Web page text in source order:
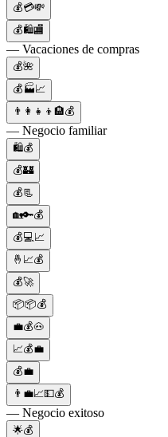
💰💳💸
💰🛍️🏬
— Vacaciones de compras
💰🌺
💰🏭📈
👨‍👩‍👧‍👦🏨💰
— Negocio familiar
🛍️💰
💰🏰
💰📃
🏡🔑💰
💰💻📈
🤞📈💰
💰🚀
📦📦💰
💼💰🐽
📈💰💼
💰💼
👨‍💼📈💵💰
— Negocio exitoso
🌟💰